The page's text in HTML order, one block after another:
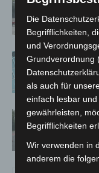
Die
Begrifflichkeiten,
und
Grundverordnung
als auch für
einfach lesbar
gewährleisten,
Begrifflichkeiten
Wir verwenden in
anderem die